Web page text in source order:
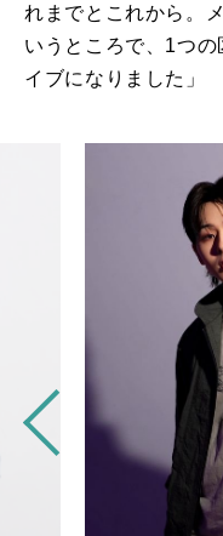
れまでとこれから。
いうところで、 1つの
イブになりました」